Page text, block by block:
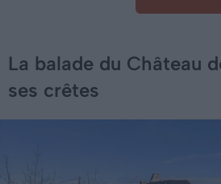
La balade du Château
ses crêtes